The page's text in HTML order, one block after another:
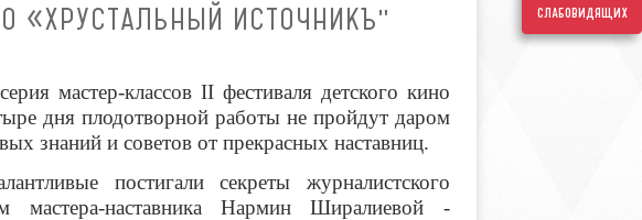
слабовидящих
«ХРУСТАЛЬНЫЙ ИСТОЧНИКЪ"
мастер-классов II фестиваля детского кино
дня плодотворной работы не пройдут даром
знаний и советов от прекрасных наставниц.
постигали секреты журналистского
мастера-наставника Нармин Ширалиевой -